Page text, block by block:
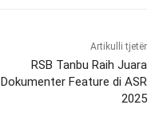
Artikulli tjetër
RSB Tanbu Raih Juara
Dokumenter Feature di ASR
2025